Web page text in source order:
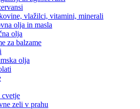
vlažilci, vitamini, minerali
olja in masla
olja
za balzame
olja
cvetje
zeli v prahu